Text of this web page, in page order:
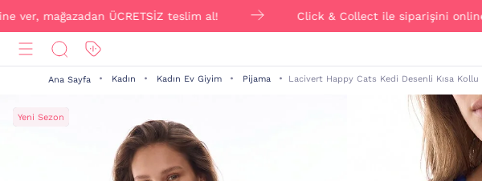
ÜCRETSİZ teslim al! Click & Collect ile siparişini online ver,
Ana Sayfa Kadın Kadın Ev Giyim Pijama Lacivert Happy Cats Kedi Desenli Kısa Kollu
Yeni Sezon